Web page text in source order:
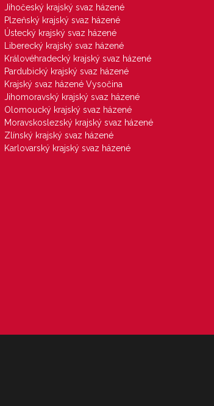
Jihočeský krajský svaz házené
Plzeňský krajský svaz házené
Ústecký krajský svaz házené
Liberecký krajský svaz házené
Královéhradecký krajský svaz házené
Pardubický krajský svaz házené
Krajský svaz házené Vysočina
Jihomoravský krajský svaz házené
Olomoucký krajský svaz házené
Moravskoslezský krajský svaz házené
Zlínský krajský svaz házené
Karlovarský krajský svaz házené